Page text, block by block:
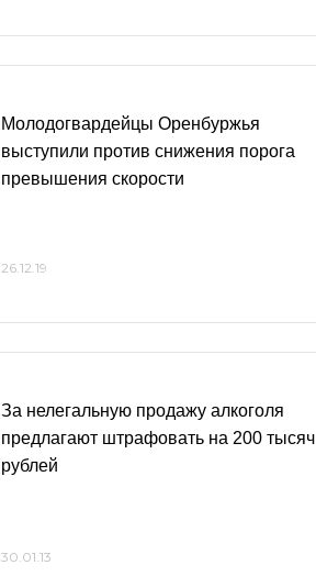
Молодогвардейцы Оренбуржья
выступили против снижения порога
превышения скорости
26.12.19
За нелегальную продажу алкоголя
предлагают штрафовать на 200 тысяч
рублей
30.01.13